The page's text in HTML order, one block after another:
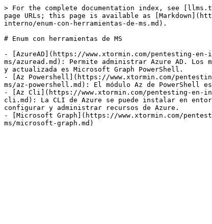
> For the complete documentation index, see
page URLs; this page is available as
interno/enum-con-herramientas-de-ms.md).
# Enum con herramientas de MS
- [AzureAD](https://www.xtormin.com/pentesting-
ms/azuread.md): Permite administrar Azure AD.
y actualizada es Microsoft Graph PowerShell.
- [Az Powershell](https://www.xtormin.com/
ms/az-powershell.md): El módulo Az de PowerShell
- [Az Cli](https://www.xtormin.com/pentesting-en-
cli.md): La CLI de Azure se puede instalar en
configurar y administrar recursos de Azure.
- [Microsoft Graph](https://www.xtormin.com/